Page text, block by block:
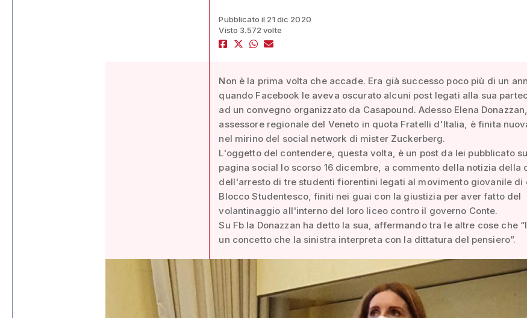
Pubblicato il 21 dic 2020
Visto 3.572 volte
Non è la prima volta che accade. Era già successo poco più di un
quando Facebook le aveva oscurato alcuni post legati alla sua
ad un convegno organizzato da Casapound. Adesso Elena Donazzan,
assessore regionale del Veneto in quota Fratelli d'Italia, è finita
nel mirino del social network di mister Zuckerberg.
L'oggetto del contendere, questa volta, è un post da lei pubblicato
pagina social lo scorso 16 dicembre, a commento della notizia della
dell'arresto di tre studenti fiorentini legati al movimento giovanile di
Blocco Studentesco, finiti nei guai con la giustizia per aver fatto del
volantinaggio all'interno del loro liceo contro il governo Conte.
Su Fb la Donazzan ha detto la sua, affermando tra le altre cose che
un concetto che la sinistra interpreta con la dittatura del pensiero”.